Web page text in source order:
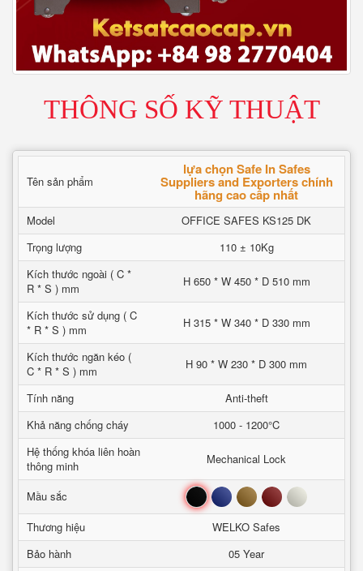
THÔNG SỐ KỸ THUẬT
Tên sản phẩm
lựa chọn Safe In Safes
Suppliers and Exporters chính
hãng cao cấp nhất
Model
OFFICE SAFES KS125 DK
Trọng lượng
110 ± 10Kg
Kích thước ngoài ( C *
R * S ) mm
H 650 * W 450 * D 510 mm
Kích thước sử dụng ( C
* R * S ) mm
H 315 * W 340 * D 330 mm
Kích thước ngăn kéo (
C * R * S ) mm
H 90 * W 230 * D 300 mm
Tính năng
Anti-theft
Khả năng chống cháy
1000 - 1200°C
Hệ thống khóa liên hoàn
thông minh
Mechanical Lock
Mầu sắc Đen Xanh Nâu Đỏ Trắng
Thương hiệu
WELKO Safes
Bảo hành
05 Year